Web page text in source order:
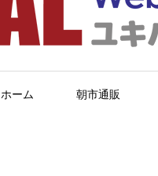
ホーム 朝市通販